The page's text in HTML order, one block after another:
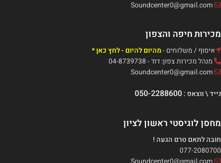
מכירות חיפה והצפון
איסוף / משלוחים -מהיום להיום - לחץ כאן *
מנהל מכירות צפון: דוד - 04-8739738
נייד \ ווצאפ :050-2288600
מחסן לוגיסטי ראשון לציון
חובה לתאם טרם הגעה !
077-2080700